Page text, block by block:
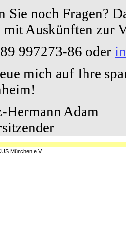
Sie noch Fragen?
mit Auskünften zur
997273-86 oder
mich auf Ihre
Hermann Adam
München e.V.